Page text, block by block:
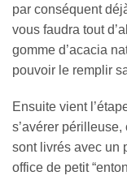
par conséquent
vous faudra tout
gomme d’acacia
pouvoir le remplir
Ensuite vient
s’avérer
sont livrés avec un
office de petit